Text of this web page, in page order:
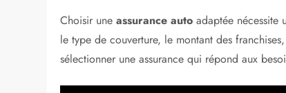
Choisir uneassurance auto adaptée nécessite
le type de couverture, le montant des
sélectionner une assurance qui répond aux